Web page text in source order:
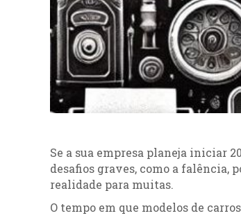
Se a sua empresa planeja iniciar
desafios graves, como a falência,
realidade para muitas.
O tempo em que modelos de